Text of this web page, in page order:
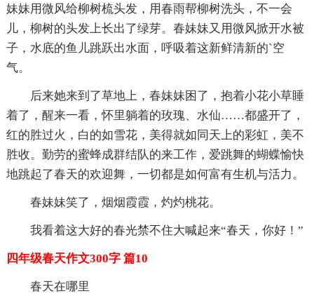
妹妹用微风给柳树梳头发，用春雨帮柳树洗头，不一会
儿，柳树的头发上长出了绿芽。春妹妹又用微风掀开水被
子，水底的鱼儿跳跃出水面，呼吸着这新鲜清新的`空
气。
后来她来到了草地上，春妹妹困了，抱着小花小草睡
着了，醒来一看，怀里躺着的玫瑰、水仙……都盛开了，
红的胜过火，白的如雪花，美得就如同天上的彩虹，美不
胜收。勤劳的蜜蜂成群结队的来工作，爱跳舞的蝴蝶愉快
地跳起了春天的欢迎舞，一切都是如何富有生机与活力。
春妹妹笑了，烟烟霞霞，灼灼桃花。
我看着这大好的春光禁不住大喊起来“春天，你好！”
四年级春天作文300字 篇10
春天在哪里